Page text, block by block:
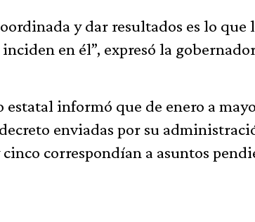
y dar resultados es lo que
en él”, expresó la
informó que de enero a
enviadas por su
cinco correspondían a asuntos